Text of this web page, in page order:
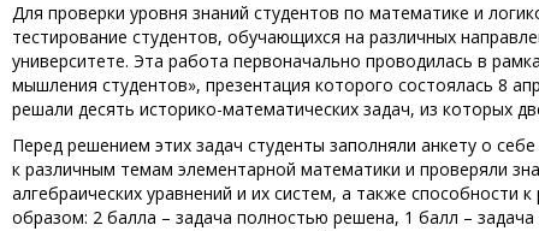
Для проверки уровня знаний студентов по математике и
тестирование студентов, обучающихся на различных
университете. Эта работа первоначально проводилась в
мышления студентов», презентация которого состоялась 8
решали десять историко-математических задач, из которых
Перед решением этих задач студенты заполняли анкету о
к различным темам элементарной математики и проверяли
алгебраических уравнений и их систем, а также
образом: 2 балла – задача полностью решена, 1 балл –